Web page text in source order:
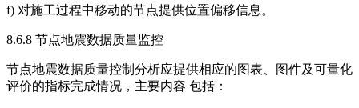
f) 对施工过程中移动的节点提供位置偏移信息。
8.6.8 节点地震数据质量监控
节点地震数据质量控制分析应提供相应的图表、图件及可量化
评价的指标完成情况，主要内容 包括：